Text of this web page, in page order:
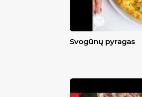
Svogūnų pyragas